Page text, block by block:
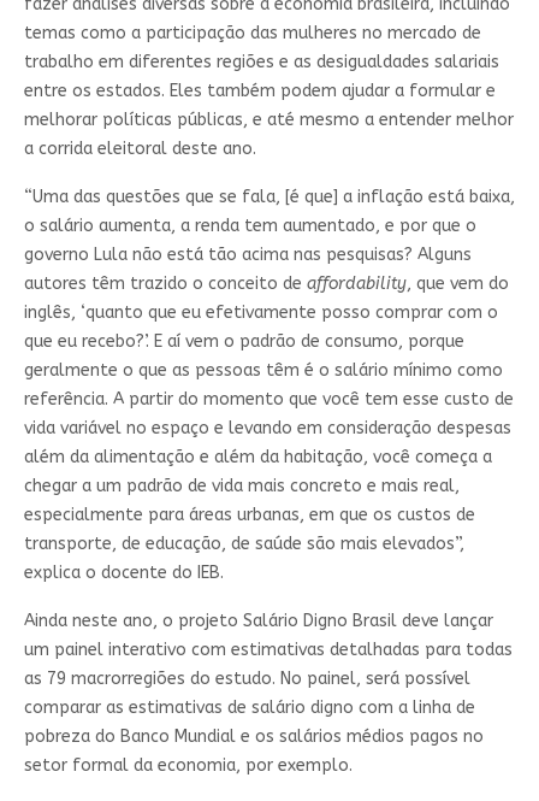
fazer análises diversas sobre a economia brasileira, incluindo
temas como a participação das mulheres no mercado de
trabalho em diferentes regiões e as desigualdades salariais
entre os estados. Eles também podem ajudar a formular e
melhorar políticas públicas, e até mesmo a entender melhor
a corrida eleitoral deste ano.
“Uma das questões que se fala, [é que] a inflação está baixa,
o salário aumenta, a renda tem aumentado, e por que o
governo Lula não está tão acima nas pesquisas? Alguns
autores têm trazido o conceito de affordability, que vem do
inglês, ‘quanto que eu efetivamente posso comprar com o
que eu recebo?’. E aí vem o padrão de consumo, porque
geralmente o que as pessoas têm é o salário mínimo como
referência. A partir do momento que você tem esse custo de
vida variável no espaço e levando em consideração despesas
além da alimentação e além da habitação, você começa a
chegar a um padrão de vida mais concreto e mais real,
especialmente para áreas urbanas, em que os custos de
transporte, de educação, de saúde são mais elevados”,
explica o docente do IEB.
Ainda neste ano, o projeto Salário Digno Brasil deve lançar
um painel interativo com estimativas detalhadas para todas
as 79 macrorregiões do estudo. No painel, será possível
comparar as estimativas de salário digno com a linha de
pobreza do Banco Mundial e os salários médios pagos no
setor formal da economia, por exemplo.